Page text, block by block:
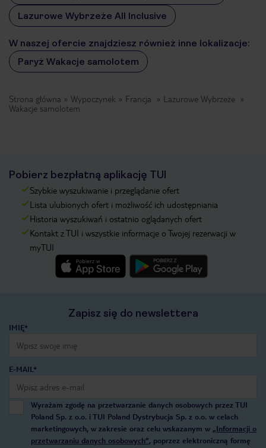
Lazurowe Wybrzeże All Inclusive
W naszej ofercie znajdziesz również inne lokalizacje:
Paryż Wakacje samolotem
Strona główna Wypoczynek Francja
Lazurowe Wybrzeże
Wakacje samolotem
Pobierz bezpłatną aplikację TUI
Szybkie wyszukiwanie i przeglądanie ofert
Lista ulubionych ofert i możliwość ich udostępniania
Historia wyszukiwań i ostatnio oglądanych ofert
Kontakt z TUI i wszystkie informacje o Twojej rezerwacji w
myTUI
Zapisz się do newslettera
IMIĘ*
E-MAIL*
Wyrażam zgodę na przetwarzanie danych osobowych przez TUI
Poland Sp. z o.o. i TUI Poland Dystrybucja Sp. z o.o. w celach
marketingowych, w zakresie oraz celu wskazanym w „Informacji o
przetwarzaniu danych osobowych”, poprzez elektroniczną formę